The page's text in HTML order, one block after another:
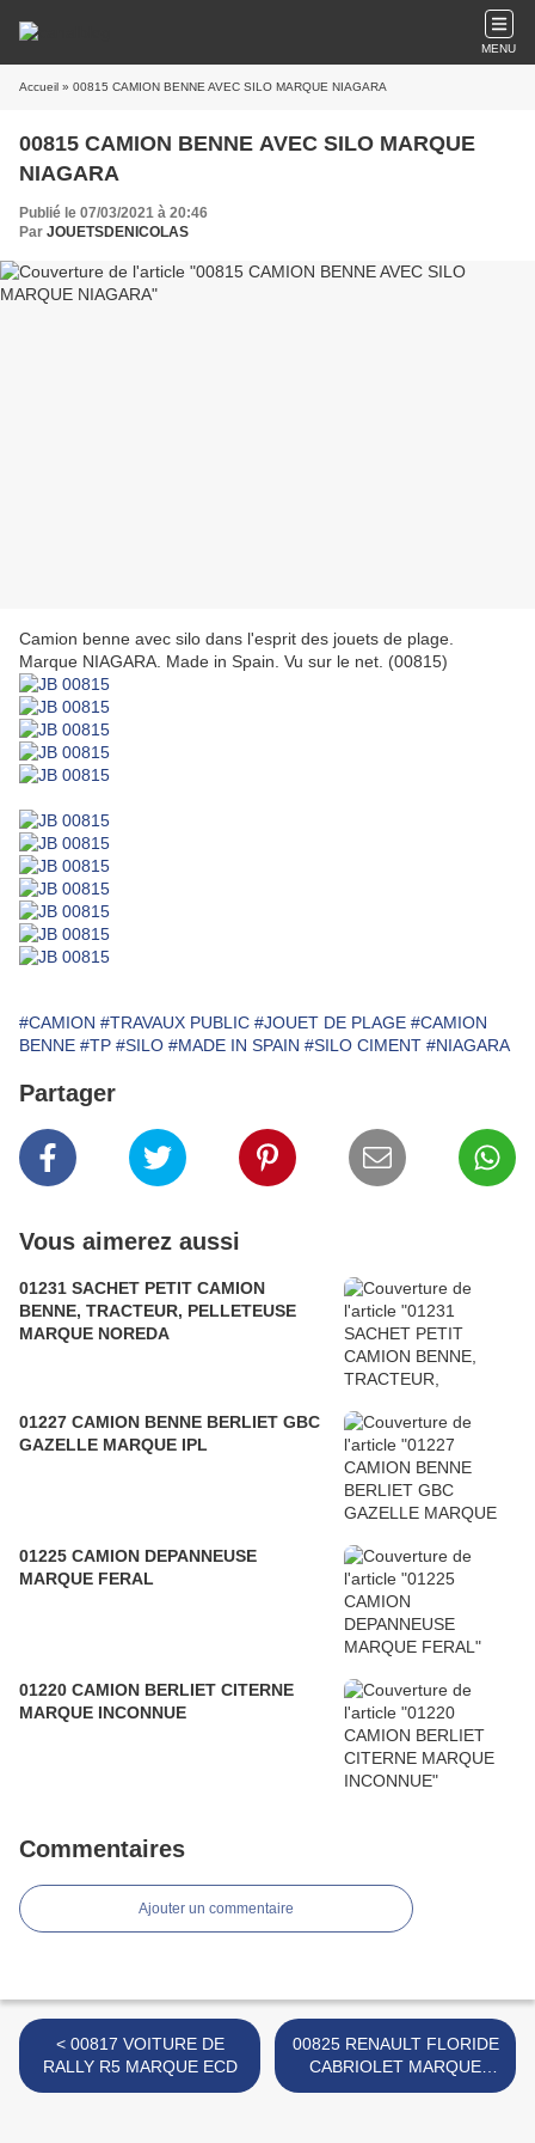
MENU
Accueil » 00815 CAMION BENNE AVEC SILO MARQUE NIAGARA
00815 CAMION BENNE AVEC SILO MARQUE
NIAGARA
Publié le 07/03/2021 à 20:46
Par JOUETSDENICOLAS
Camion benne avec silo dans l'esprit des jouets de plage.
Marque NIAGARA. Made in Spain. Vu sur le net. (00815)
#CAMION #TRAVAUX PUBLIC #JOUET DE PLAGE #CAMION
BENNE #TP #SILO #MADE IN SPAIN #SILO CIMENT #NIAGARA
Partager
Vous aimerez aussi
01231 SACHET PETIT CAMION
BENNE, TRACTEUR, PELLETEUSE
MARQUE NOREDA
01227 CAMION BENNE BERLIET GBC
GAZELLE MARQUE IPL
01225 CAMION DEPANNEUSE
MARQUE FERAL
01220 CAMION BERLIET CITERNE
MARQUE INCONNUE
Commentaires
Ajouter un commentaire
< 00817 VOITURE DE
RALLY R5 MARQUE ECD
00825 RENAULT FLORIDE
CABRIOLET MARQUE
INCONNUE >